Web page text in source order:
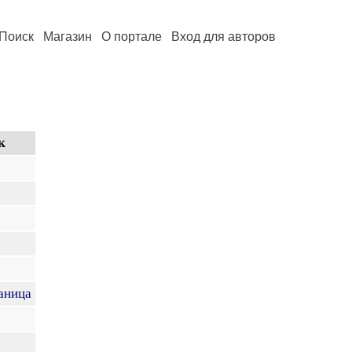
Поиск Магазин О портале Вход для авторов